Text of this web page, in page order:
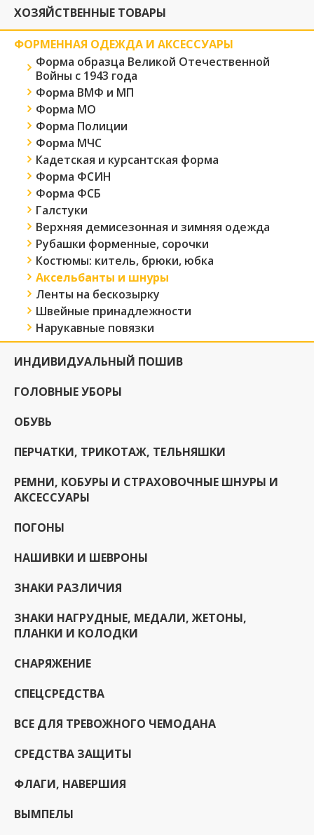
ХОЗЯЙСТВЕННЫЕ ТОВАРЫ
ФОРМЕННАЯ ОДЕЖДА И АКСЕССУАРЫ
Форма образца Великой Отечественной
Войны с 1943 года
Форма ВМФ и МП
Форма МО
Форма Полиции
Форма МЧС
Кадетская и курсантская форма
Форма ФСИН
Форма ФСБ
Галстуки
Верхняя демисезонная и зимняя одежда
Рубашки форменные, сорочки
Костюмы: китель, брюки, юбка
Аксельбанты и шнуры
Ленты на бескозырку
Швейные принадлежности
Нарукавные повязки
ИНДИВИДУАЛЬНЫЙ ПОШИВ
ГОЛОВНЫЕ УБОРЫ
ОБУВЬ
ПЕРЧАТКИ, ТРИКОТАЖ, ТЕЛЬНЯШКИ
РЕМНИ, КОБУРЫ И СТРАХОВОЧНЫЕ ШНУРЫ И
АКСЕССУАРЫ
ПОГОНЫ
НАШИВКИ И ШЕВРОНЫ
ЗНАКИ РАЗЛИЧИЯ
ЗНАКИ НАГРУДНЫЕ, МЕДАЛИ, ЖЕТОНЫ,
ПЛАНКИ И КОЛОДКИ
СНАРЯЖЕНИЕ
СПЕЦСРЕДСТВА
ВСЕ ДЛЯ ТРЕВОЖНОГО ЧЕМОДАНА
СРЕДСТВА ЗАЩИТЫ
ФЛАГИ, НАВЕРШИЯ
ВЫМПЕЛЫ